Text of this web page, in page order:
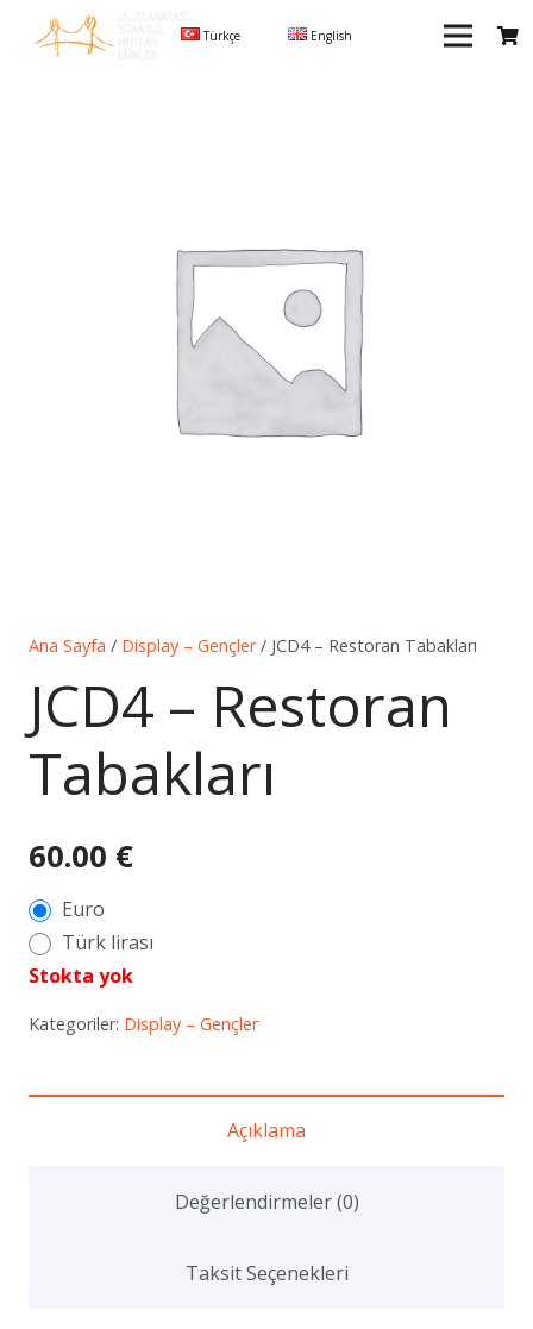
Türkçe English
Ana Sayfa / Display – Gençler/ JCD4 – Restoran Tabakları
JCD4 – Restoran
Tabakları
60.00 €
Euro
Türk lirası
Stokta yok
Kategoriler: Display – Gençler
Açıklama
Değerlendirmeler (0)
Taksit Seçenekleri